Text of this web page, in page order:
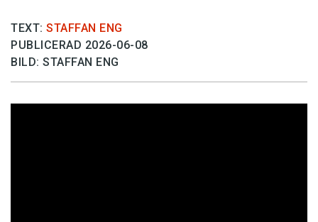
TEXT: STAFFAN ENG
PUBLICERAD 2026-06-08
BILD: STAFFAN ENG